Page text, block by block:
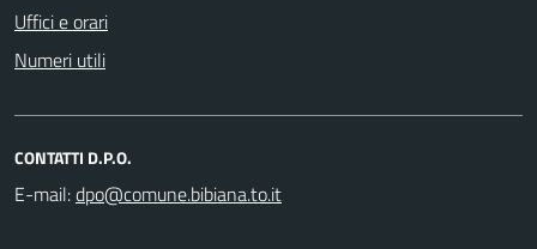
Uffici e orari
Numeri utili
CONTATTI D.P.O.
E-mail: